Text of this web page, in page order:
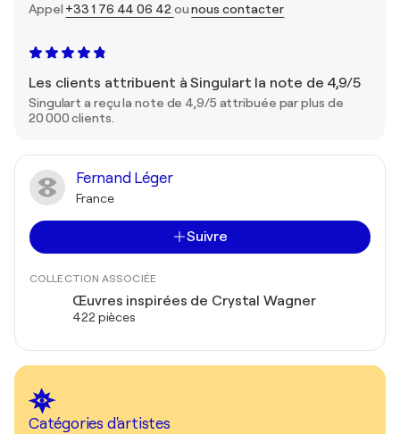
Appel +33 1 76 44 06 42 ounous contacter
Les clients attribuent à Singulart la note de 4,9/5
Singulart a reçu la note de 4,9/5 attribuée par plus de
20 000 clients.
Fernand Léger
France
Suivre
COLLECTION ASSOCIÉE
Œuvres inspirées de Crystal Wagner
422 pièces
Catégories d'artistes